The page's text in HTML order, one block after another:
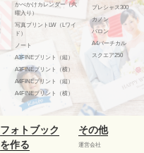
かべかけカレンダー（六
曜入り）
写真プリントLW（Lワイ
ド）
ノート
A3FINEプリント（縦）
A3FINEプリント（横）
A4FINEプリント（縦）
A4FINEプリント（横）
プレシャス300
カノン
バロン
A4バーチカル
スクエア250
フォトブック
を作る
その他
運営会社